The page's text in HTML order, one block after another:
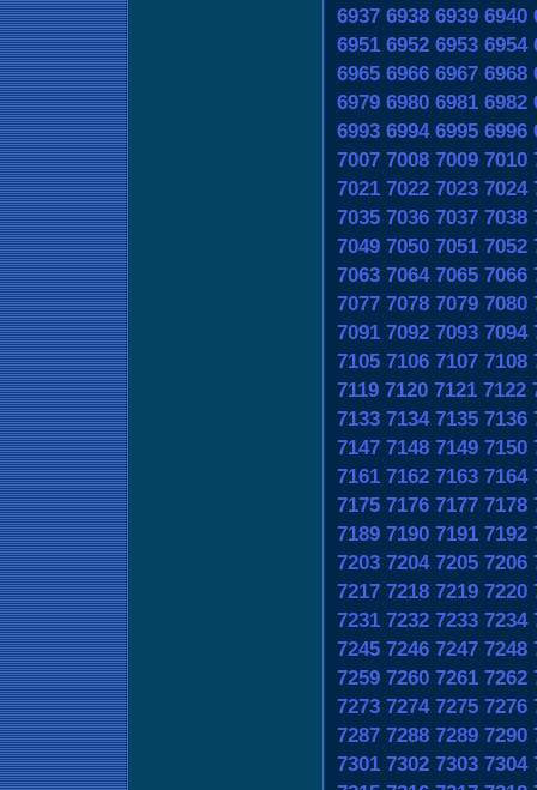
6937 6938 6939 6940
6951 6952 6953 6954
6965 6966 6967 6968
6979 6980 6981 6982
6993 6994 6995 6996
7007 7008 7009 7010
7021 7022 7023 7024
7035 7036 7037 7038
7049 7050 7051 7052
7063 7064 7065 7066
7077 7078 7079 7080
7091 7092 7093 7094
7105 7106 7107 7108
7119 7120 7121 7122
7133 7134 7135 7136
7147 7148 7149 7150
7161 7162 7163 7164
7175 7176 7177 7178
7189 7190 7191 7192
7203 7204 7205 7206
7217 7218 7219 7220
7231 7232 7233 7234
7245 7246 7247 7248
7259 7260 7261 7262
7273 7274 7275 7276
7287 7288 7289 7290
7301 7302 7303 7304